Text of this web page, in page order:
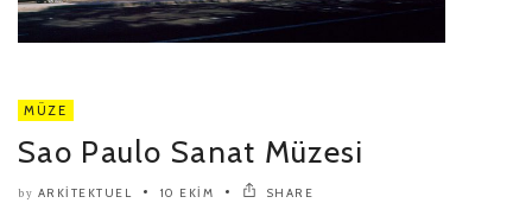
MÜZE
Sao Paulo Sanat Müzesi
by ARKITEKTUEL 10 EKIM SHARE